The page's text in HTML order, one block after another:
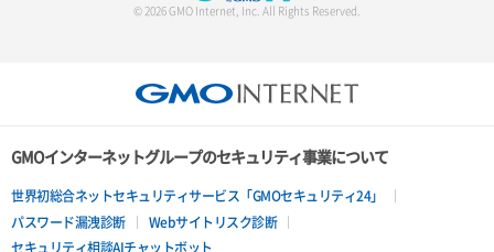
© 2026 GMO Internet, Inc. All Rights Reserved.
GMOインターネットグループのセキュリティ事業について
世界初総合ネットセキュリティサービス「GMOセキュリティ24」
パスワード漏洩診断
Webサイトリスク診断
セキュリティ相談AIチャットボット